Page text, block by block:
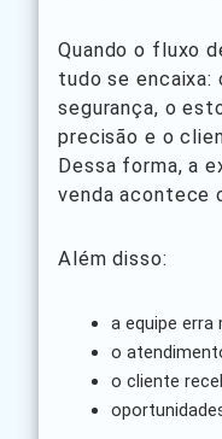
Quando o fluxo
tudo se encaixa:
segurança, o
precisão e o
Dessa forma, a
venda acontece
Além disso:
a equipe erra
o
o cliente